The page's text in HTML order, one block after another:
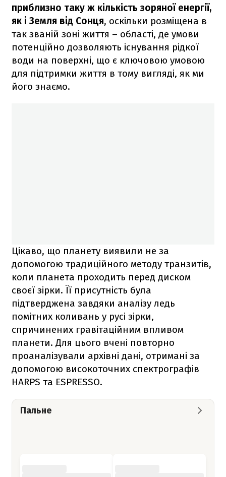
приблизно таку ж кількість зоряної енергії,
як і Земля від Сонця, оскільки розміщена в
так званій зоні життя – області, де умови
потенційно дозволяють існування рідкої
води на поверхні, що є ключовою умовою
для підтримки життя в тому вигляді, як ми
його знаємо.
Цікаво, що планету виявили не за
допомогою традиційного методу транзитів,
коли планета проходить перед диском
своєї зірки. Її присутність була
підтверджена завдяки аналізу ледь
помітних коливань у русі зірки,
спричинених гравітаційним впливом
планети. Для цього вчені повторно
проаналізували архівні дані, отримані за
допомогою високоточних спектрографів
HARPS та ESPRESSO.
Пальне